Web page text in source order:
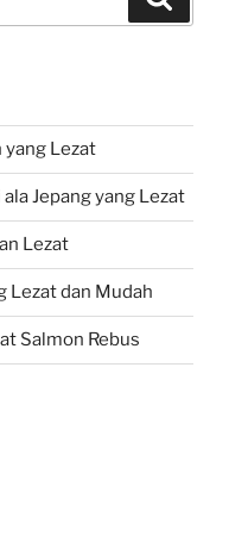
yang Lezat
Jepang yang Lezat
Lezat
Lezat dan Mudah
Salmon Rebus